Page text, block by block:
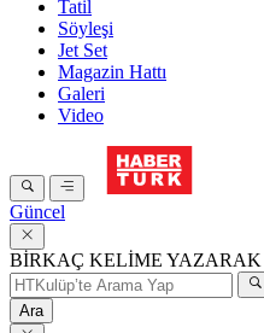
Tatil
Söyleşi
Jet Set
Magazin Hattı
Galeri
Video
Güncel
BİRKAÇ KELİME
Ara